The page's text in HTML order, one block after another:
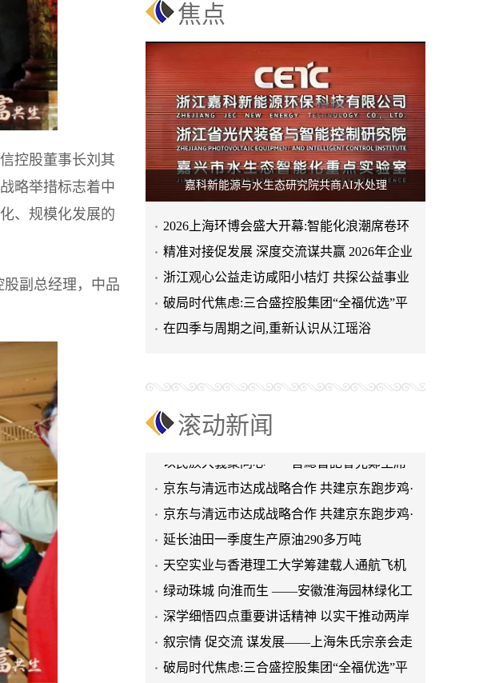
控股董事长刘其
略举措标志着中
、规模化发展的
副总经理，中品
焦点
嘉科新能源与水生态研究院共商AI水处理
2026上海环博会盛大开幕:智能化浪潮席卷环
保产业
精准对接促发展 深度交流谋共赢 2026年企业
投融资交流活动第二
浙江观心公益走访咸阳小桔灯 共探公益事业
可持续发展新路径
破局时代焦虑:三合盛控股集团“全福优选”平
台正式启航
在四季与周期之间,重新认识从江瑶浴
滚动新闻
天空实业与香港理工大学筹建载人通航飞机
研究院
绿动珠城 向淮而生 ——安徽淮海园林绿化工
程有限公司发展纪实
深学细悟四点重要讲话精神 以实干推动两岸
保护动物黑鸢
以民族大義聚同心——習總書記會見鄭主席
清远鸡标准体系
京东与清远市达成战略合作 共建京东跑步鸡·
清远鸡标准体系
延长油田一季度生产原油290多万吨
天空实业与香港理工大学筹建载人通航飞机
研究院
绿动珠城 向淮而生 ——安徽淮海园林绿化工
程有限公司发展纪实
深学细悟四点重要讲话精神 以实干推动两岸
融合发展
叙宗情 促交流 谋发展——上海朱氏宗亲会走
进上海晨烨家具有限公司
破局时代焦虑:三合盛控股集团“全福优选”平
台正式启航
暖心守护!阿勒泰市公安局成功救助国家二级